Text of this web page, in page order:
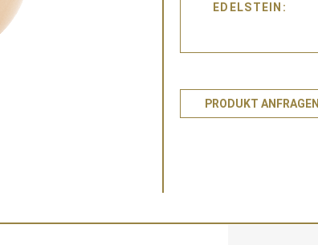
EDELSTEIN
PRODUKT ANFRAGEN